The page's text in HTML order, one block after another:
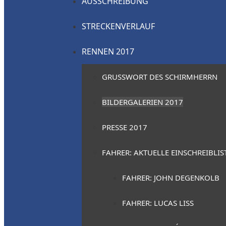
STRECKENVERLAUF
RENNEN 2017
GRUSSWORT DES SCHIRMHERRN
BILDERGALERIEN 2017
PRESSE 2017
FAHRER: AKTUELLE
FAHRER: JOHN DEGENKOLB
FAHRER: LUCAS LISS